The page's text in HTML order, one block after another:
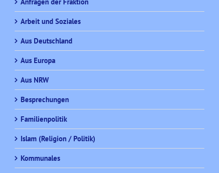
Arbeit und Soziales
Aus Deutschland
Aus Europa
Aus NRW
Besprechungen
Familienpolitik
Islam (Religion / Politik)
Kommunales